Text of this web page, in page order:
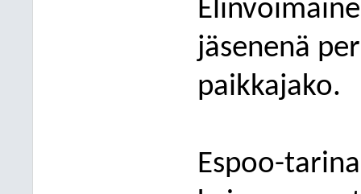
jäsenenä
paikkajako.
Espoo-